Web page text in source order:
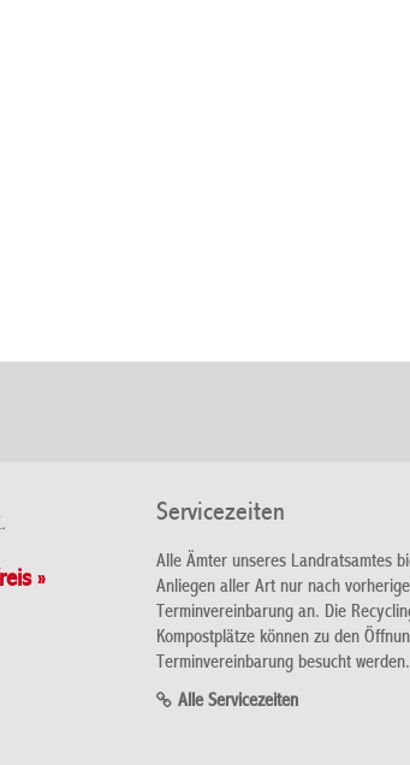
»
Servicezeiten
Alle Ämter unseres Landratsamtes
Anliegen aller Art nur nach
Terminvereinbarung an. Die
Kompostplätze können zu den
Terminvereinbarung besucht werden.
Alle Servicezeiten